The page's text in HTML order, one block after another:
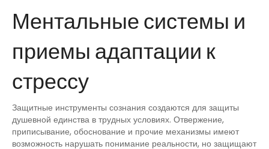
Ментальные системы и
приемы адаптации к
стрессу
Защитные инструменты сознания создаются для защиты
душевной единства в трудных условиях. Отвержение,
приписывание, обоснование и прочие механизмы имеют
возможность нарушать понимание реальности, но защищают